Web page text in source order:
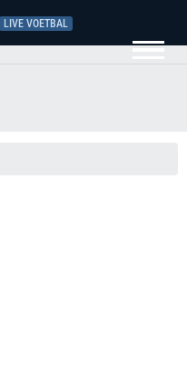
LIVE VOETBAL